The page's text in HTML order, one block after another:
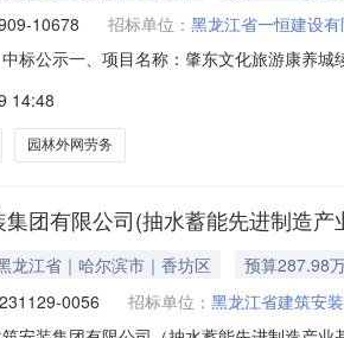
10678 招标单位： 黑龙江省一恒建设
标公示一、项目名称：肇东文化旅游康养
中标供应商：哈尔滨龙维建筑劳务分包有限
14:48
园林外网劳务
团有限公司(抽水蓄能先进制造
龙江省｜哈尔滨市｜香坊区
预算287.98
0056 招标单位： 黑龙江省建筑安